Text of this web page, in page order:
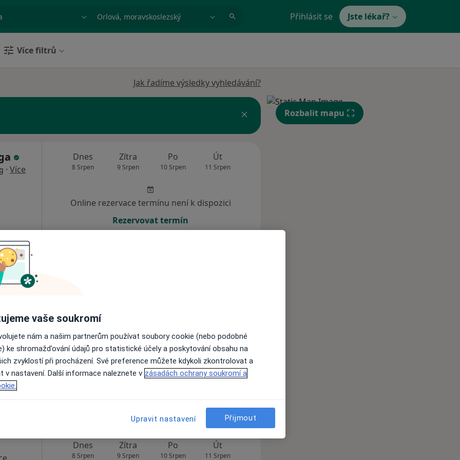
Město nebo region Přihlásit se Jste lékař?
Více filtrů
Jak řadíme výsledky vyhledávání?
· Více
Dnes
8 Srpen
Zítra
9 Srpen
Po
10 Srpen
Út
11 Srpen
Online rezervace termínu není k dispozici
Rezervovat termín
•Mapa
Dnes
8 Srpen
Online rezervace termínu není k dispozici
Rezervovat termín
Dnes
8 Srpen
Zítra
9 Srpen
Po
10 Srpen
Út
11 Srpen
Rozbalit mapu
vaše soukromí
nám a našim partnerům používat soubory cookie (nebo podobné
ke shromažďování údajů pro statistické účely a poskytování obsahu na
zvyklostí při procházení. Své preference můžete kdykoli zkontrolovat a
v nastavení. Další informace naleznete v zásadách ochrany soukromí a
Upravit nastavení Přijmout